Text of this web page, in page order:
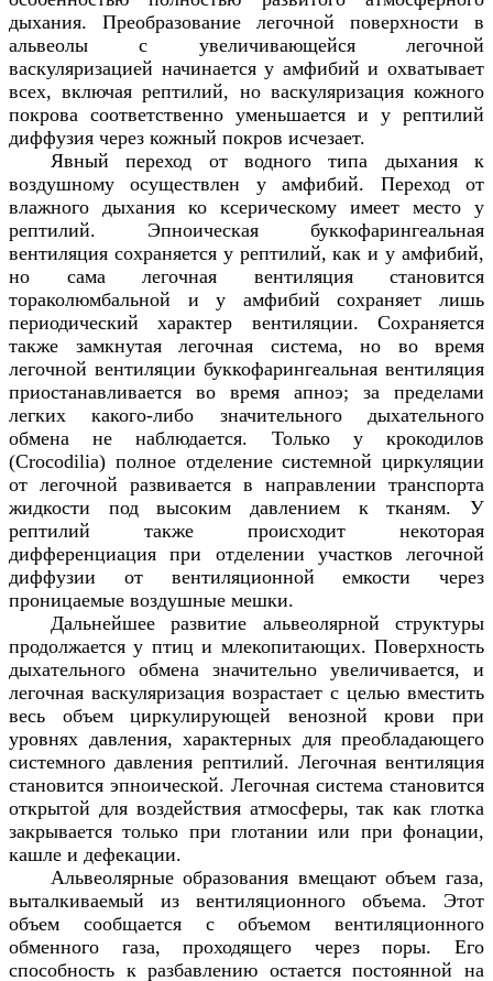
дыхания. Преобразование легочной поверхности в
альвеолы с увеличивающейся легочной
васкуляризацией начинается у амфибий и охватывает
всех, включая рептилий, но васкуляризация кожного
покрова соответственно уменьшается и у рептилий
диффузия через кожный покров исчезает.
Явный переход от водного типа дыхания к
воздушному осуществлен у амфибий. Переход от
влажного дыхания ко ксерическому имеет место у
рептилий. Эпноическая буккофарингеальная
вентиляция сохраняется у рептилий, как и у амфибий,
но сама легочная вентиляция становится
тораколюмбальной и у амфибий сохраняет лишь
периодический характер вентиляции. Сохраняется
также замкнутая легочная система, но во время
легочной вентиляции буккофарингеальная вентиляция
приостанавливается во время апноэ; за пределами
легких какого-либо значительного дыхательного
обмена не наблюдается. Только у крокодилов
(Crocodilia) полное отделение системной циркуляции
от легочной развивается в направлении транспорта
жидкости под высоким давлением к тканям. У
рептилий также происходит некоторая
дифференциация при отделении участков легочной
диффузии от вентиляционной емкости через
проницаемые воздушные мешки.
Дальнейшее развитие альвеолярной структуры
продолжается у птиц и млекопитающих. Поверхность
дыхательного обмена значительно увеличивается, и
легочная васкуляризация возрастает с целью вместить
весь объем циркулирующей венозной крови при
уровнях давления, характерных для преобладающего
системного давления рептилий. Легочная вентиляция
становится эпноической. Легочная система становится
открытой для воздействия атмосферы, так как глотка
закрывается только при глотании или при фонации,
кашле и дефекации.
Альвеолярные образования вмещают объем газа,
выталкиваемый из вентиляционного объема. Этот
объем сообщается с объемом вентиляционного
обменного газа, проходящего через поры. Его
способность к разбавлению остается постоянной на